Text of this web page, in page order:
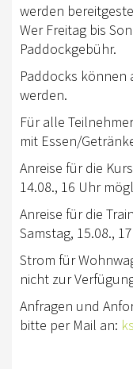
werden
Wer Freitag bis
Paddockgebühr.
Paddocks können
werden.
Für alle
mit Essen/
Anreise für die
14.08., 16 Uhr
Anreise für die
Samstag, 15.08.,
Strom für
nicht zur
Anfragen und
bitte per Mail an: